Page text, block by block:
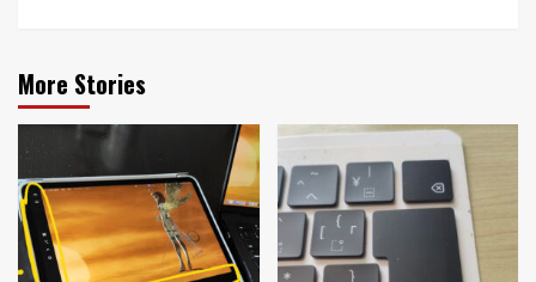
More Stories